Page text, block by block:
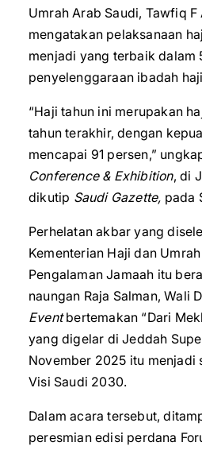
Umrah Arab Saudi, Tawfiq F
mengatakan pelaksanaan
menjadi yang terbaik dalam
penyelenggaraan ibadah
“Haji tahun ini merupakan
tahun terakhir, dengan
mencapai 91 persen,”
Conference & Exhibition, di
dikutip Saudi Gazette, pada
Perhelatan akbar yang
Kementerian Haji dan
Pengalaman Jamaah itu
naungan Raja Salman, Wali
Eventbertemakan “Dari
yang digelar di Jeddah
November 2025 itu menjadi
Visi Saudi 2030.
Dalam acara tersebut,
peresmian edisi perdana